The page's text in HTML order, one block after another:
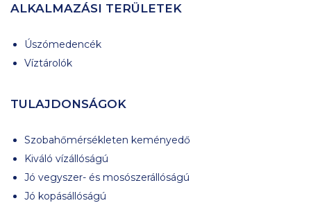
ALKALMAZÁSI TERÜLETEK
Úszómedencék
Víztárolók
TULAJDONSÁGOK
Szobahőmérsékleten keményedő
Kiváló vízállóságú
Jó vegyszer- és mosószerállóságú
Jó kopásállóságú